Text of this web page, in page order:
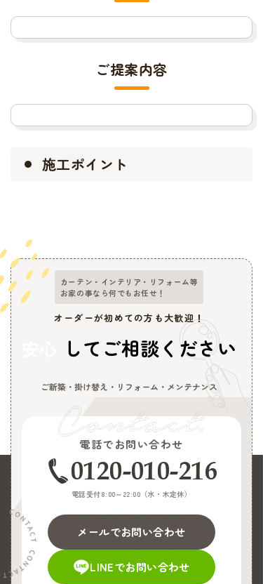
ご提案内容
施工ポイント
カーテン・インテリア・リフォーム等
お家の事なら何でもお任せ！
オーダーが初めての方も大歓迎！
してご相談ください
ご新築・掛け替え・リフォーム・メンテナンス
電話でお問い合わせ
0120-010-216
電話受付8:00～22:00（水・木定休）
メールでお問い合わせ
LINEでお問い合わせ